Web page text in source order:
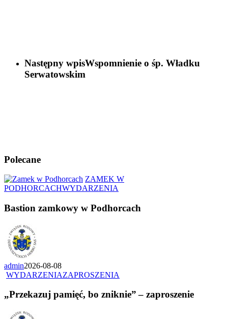
Następny wpisWspomnienie o śp. Władku
Serwatowskim
Polecane
ZAMEK W
PODHORCACHWYDARZENIA
Bastion zamkowy w Podhorcach
admin2026-08-08
WYDARZENIAZAPROSZENIA
„Przekazuj pamięć, bo zniknie” – zaproszenie